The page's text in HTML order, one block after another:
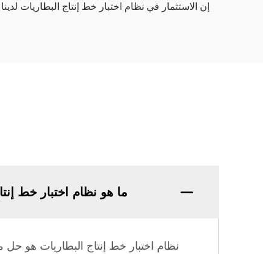
إن الاستثمار في نظام اختبار خط إنتاج البطاريات
ما هو نظام اختبار خط
نظام اختبار خط إنتاج البطاريات هو حل